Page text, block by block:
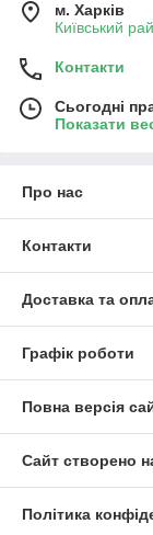
м. Харків
Київський
Контакти
Сьогодні
Показати
Про нас
Контакти
Доставка та
Графік роботи
Повна версія
Сайт створено
Політика